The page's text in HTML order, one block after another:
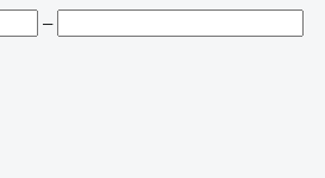
–